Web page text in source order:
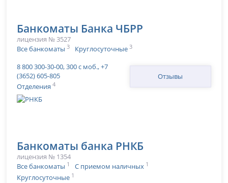
Банкоматы Банка ЧБРР
лицензия № 3527
Все банкоматы 3 Круглосуточные 3
8 800 300-30-00, 300 с моб., +7
(3652) 605-805
Отделения 4
Отзывы
Банкоматы банка РНКБ
лицензия № 1354
Все банкоматы 1 С приемом наличных 1
Круглосуточные 1